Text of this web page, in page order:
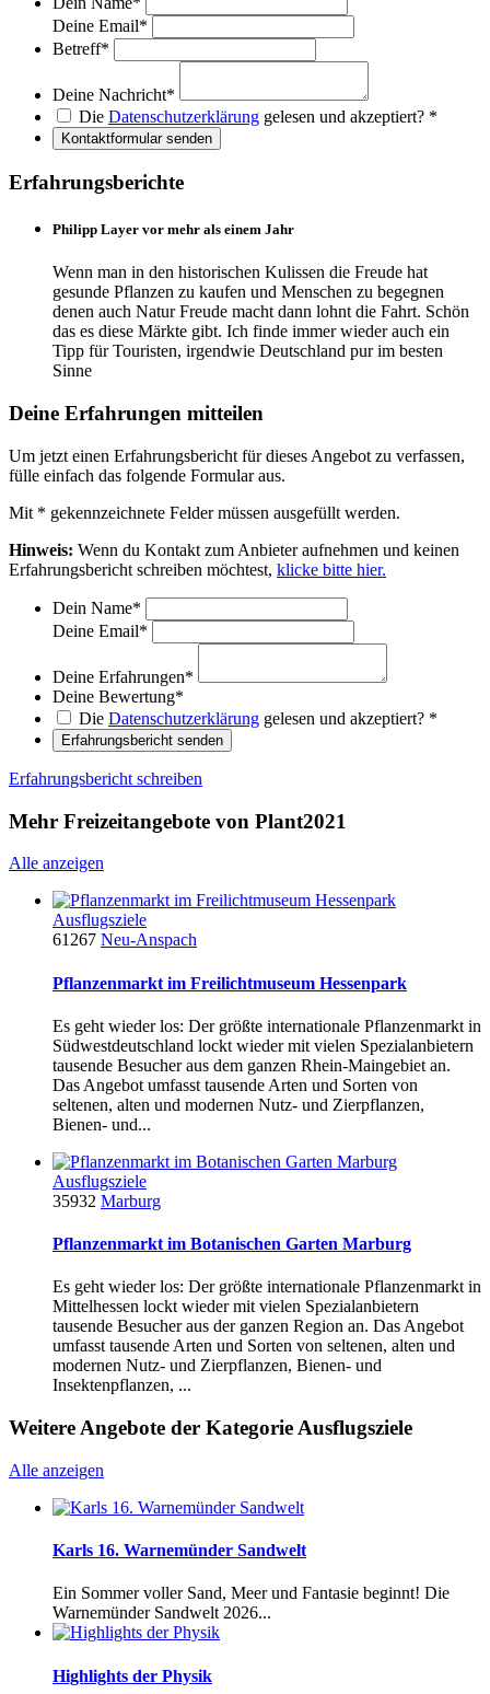
Deine Email*
Betreff*
Deine Nachricht*
Die Datenschutzerklärung gelesen und akzeptiert? *
Kontaktformular senden
Erfahrungsberichte
Philipp Layer vor mehr als einem Jahr
Wenn man in den historischen Kulissen die Freude hat
gesunde Pflanzen zu kaufen und Menschen zu begegnen
denen auch Natur Freude macht dann lohnt die Fahrt. Schön
das es diese Märkte gibt. Ich finde immer wieder auch ein
Tipp für Touristen, irgendwie Deutschland pur im besten
Sinne
Deine Erfahrungen mitteilen
Um jetzt einen Erfahrungsbericht für dieses Angebot zu verfassen,
fülle einfach das folgende Formular aus.
Mit * gekennzeichnete Felder müssen ausgefüllt werden.
Hinweis: Wenn du Kontakt zum Anbieter aufnehmen und keinen
Erfahrungsbericht schreiben möchtest, klicke bitte hier.
Dein Name*
Deine Email*
Deine Erfahrungen*
Deine Bewertung*
Die Datenschutzerklärung gelesen und akzeptiert? *
Erfahrungsbericht senden
Erfahrungsbericht schreiben
Mehr Freizeitangebote von Plant2021
Alle anzeigen
Ausflugsziele
61267 Neu-Anspach
Pflanzenmarkt im Freilichtmuseum Hessenpark
Es geht wieder los: Der größte internationale Pflanzenmarkt in
Südwestdeutschland lockt wieder mit vielen Spezialanbietern
tausende Besucher aus dem ganzen Rhein-Maingebiet an.
Das Angebot umfasst tausende Arten und Sorten von
seltenen, alten und modernen Nutz- und Zierpflanzen,
Bienen- und...
Ausflugsziele
35932 Marburg
Pflanzenmarkt im Botanischen Garten Marburg
Es geht wieder los: Der größte internationale Pflanzenmarkt in
Mittelhessen lockt wieder mit vielen Spezialanbietern
tausende Besucher aus der ganzen Region an. Das Angebot
umfasst tausende Arten und Sorten von seltenen, alten und
modernen Nutz- und Zierpflanzen, Bienen- und
Insektenpflanzen, ...
Weitere Angebote der Kategorie Ausflugsziele
Alle anzeigen
Karls 16. Warnemünder Sandwelt
Ein Sommer voller Sand, Meer und Fantasie beginnt! Die
Warnemünder Sandwelt 2026...
Highlights der Physik